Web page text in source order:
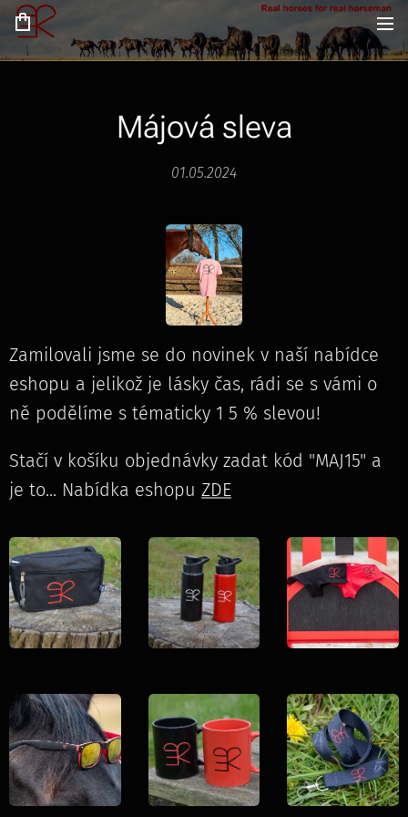
Májová sleva
01.05.2024
Zamilovali jsme se do novinek v naší nabídce
eshopu a jelikož je lásky čas, rádi se s vámi o
ně podělíme s tématicky 1 5 % slevou!
Stačí v košíku objednávky zadat kód "MAJ15" a
je to... Nabídka eshopu ZDE